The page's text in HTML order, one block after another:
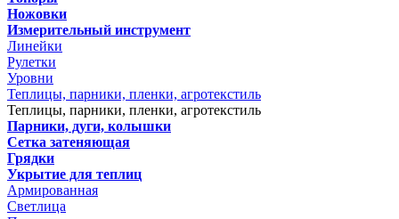
Ножовки
Измерительный инструмент
Линейки
Рулетки
Уровни
Теплицы, парники, пленки, агротекстиль
Теплицы, парники, пленки, агротекстиль
Парники, дуги, колышки
Сетка затеняющая
Грядки
Укрытие для теплиц
Армированная
Светлица